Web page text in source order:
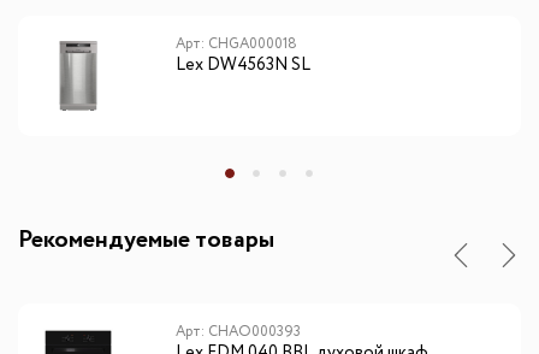
Арт: CHGA000018
Lex DW4563N SL
Рекомендуемые товары
Арт: CHAO000393